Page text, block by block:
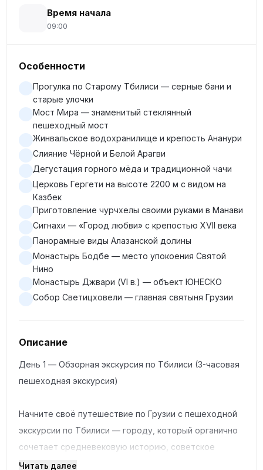
Время начала
09:00
Особенности
Прогулка по Старому Тбилиси — серные бани и
старые улочки
Мост Мира — знаменитый стеклянный
пешеходный мост
Жинвальское водохранилище и крепость Ананури
Слияние Чёрной и Белой Арагви
Дегустация горного мёда и традиционной чачи
Церковь Гергети на высоте 2200 м с видом на
Казбек
Приготовление чурчхелы своими руками в Манави
Сигнахи — «Город любви» с крепостью XVII века
Панорамные виды Алазанской долины
Монастырь Бодбе — место упокоения Святой
Нино
Монастырь Джвари (VI в.) — объект ЮНЕСКО
Собор Светицховели — главная святыня Грузии
Описание
День 1 — Обзорная экскурсия по Тбилиси (3-часовая
пешеходная экскурсия)
Начните своё путешествие по Грузии с пешеходной
экскурсии по Тбилиси — городу, который органично
сочетает средневековую историю, советское
наследие и смелую современную архитектуру.
Читать далее